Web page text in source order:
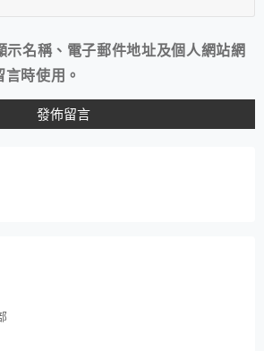
示名稱、電子郵件地址及個人網站網
時使用。